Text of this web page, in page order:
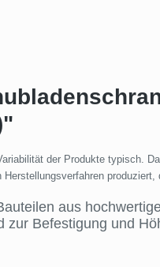
der Produkte typisch.
aus
Befestigung und